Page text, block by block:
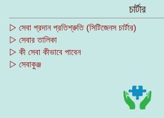
চার্টার
▷ সেবা প্রদান প্রতিশ্রুতি (সিটিজেনস চার্টার)
▷ সেবার তালিকা
▷ কী সেবা কীভাবে পাবেন
▷ সেবাকুঞ্জ